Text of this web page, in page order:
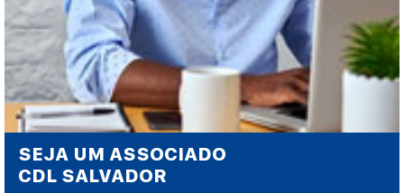
SEJA UM ASSOCIADO
CDL SALVADOR